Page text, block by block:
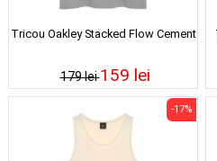
Tricou Oakley Stacked Flow Cement
179 lei159 lei
-17%